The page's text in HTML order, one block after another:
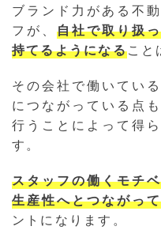
ブランド力がある不
フが、自社で取り扱
持てるようになること
その会社で働いてい
につながっている点
行うことによって得
す。
スタッフの働くモチ
生産性へとつながっ
ントになります。